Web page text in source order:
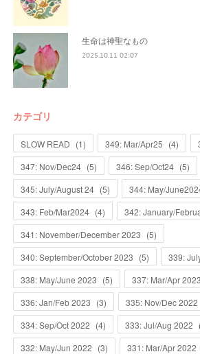
生命は神聖なもの
2025.10.11 02:07
カテゴリ
SLOW READ (1) 349: Mar/Apr25 (4)
347: Nov/Dec24 (5) 346: Sep/Oct24 (5)
345: July/August 24 (5) 344: May/
343: Feb/Mar2024 (4) 342: January/
341: November/December 2023 (5)
340: September/October 2023 (5) 339:
338: May/June 2023 (5) 337: Mar/Apr 2023
336: Jan/Feb 2023 (3) 335: Nov/Dec 2022
334: Sep/Oct 2022 (4) 333: Jul/Aug 2022
332: May/Jun 2022 (3) 331: Mar/Apr 2022